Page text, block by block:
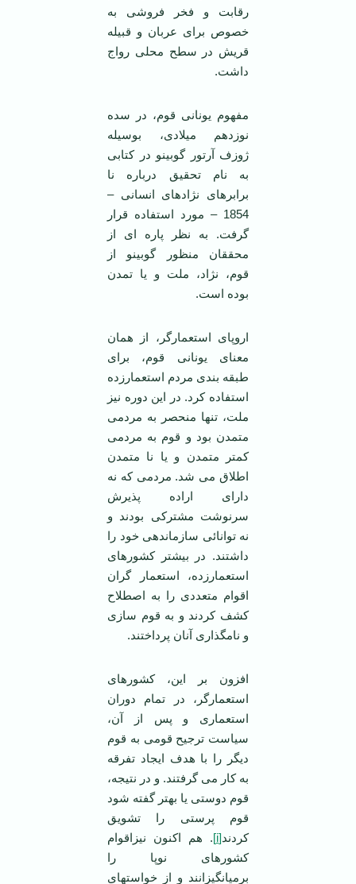
رقابت و فخر فروشی به
خصوص برای عربان و قبیله
قریش در سطح محلی رواج
داشت.
مفهوم یونانی قوم، در سده
نوزدهم میلادی، بوسیله
ژوزف آرتور گوبینو در کتابی
به نام تحقیق درباره نا
برابرهای نژادهای انسانی –
1854 – مورد استفاده قرار
گرفت. به نظر پاره ای از
محققان منظور گوبینو از
قوم، نژاد، ملت و یا تمدن
بوده است.
اروپای استعمارگر، از همان
معنای یونانی قوم، برای
طبقه بندی مردم استعمارزده
استفاده کرد. در این دوره نیز
ملت، تنها منحصر به مردمی
متمدن بود و قوم به مردمی
کمتر متمدن و یا نا متمدن
اطلاق می شد. مردمی که نه
دارای اراده پذیرش
سرنوشت مشترکی بودند و
نه توانائی سازماندهی خود را
داشتند. در بیشتر کشورهای
استعمارزده، استعمار گران
اقوام متعددی را به اصطلاح
کشف کردند و به قوم سازی
و نامگذاری آنان پرداختند.
افزون بر این، كشورهای
استعمارگر، در تمام دوران
استعماری و پس از آن،
سیاست ترجیح قومی به قوم
دیگر را با هدف ایجاد تفرقه
به كار می گرفتند. و در نتیجه،
قوم دوستی یا بهتر گفته شود
قوم پرستی را تشویق
كردند[i] . هم اکنون نیزاقوام
كشورهای نوپا را
برمیانگیزانند و از خواستهای